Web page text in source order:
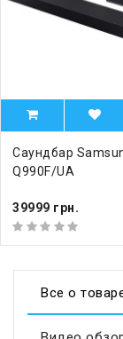
Саундбар
Q990F/UA
39999 грн.
Все о